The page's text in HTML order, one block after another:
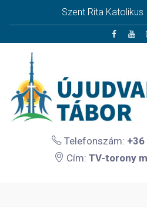
Szent Rita
Telefonszám: +36
Cím: TV-torony